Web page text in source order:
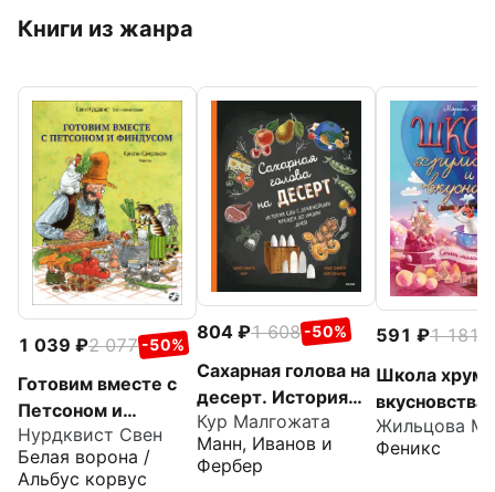
Книги из жанра
1 039 2 077 -50%
Готовим вместе с
Петсоном и
Финдусом
Нурдквист Свен
Белая ворона /
Альбус корвус
804 1 608 -50%
Сахарная голова на
десерт. История
еды с древнейших
времён до наших
дней
Кур Малгожата
Манн, Иванов и
Фербер
591 1 181
Школа
вкусновства
Феникс